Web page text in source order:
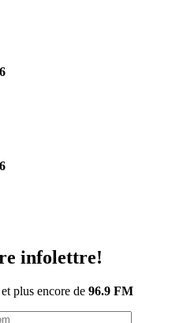
infolettre!
plus encore de 96.9 FM